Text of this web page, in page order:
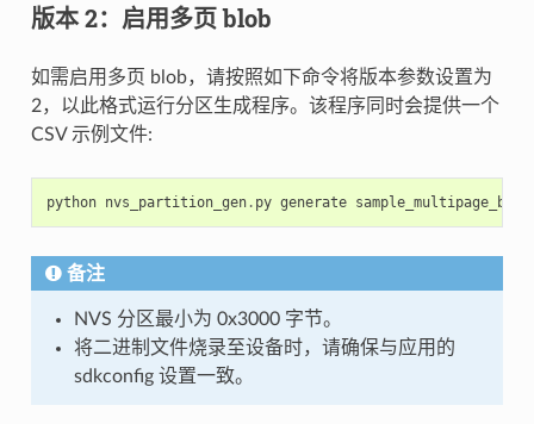
版本 2：启用多页 blob
如需启用多页 blob，请按照如下命令将版本参数设置为
2，以此格式运行分区生成程序。该程序同时会提供一个
CSV 示例文件:
python nvs_partition_gen. py generate sample_multipage_blob
备注
NVS 分区最小为 0x3000 字节。
将二进制文件烧录至设备时，请确保与应用的
sdkconfig 设置一致。